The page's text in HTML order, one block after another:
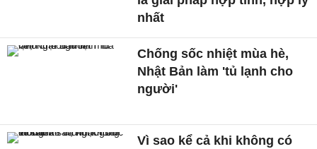
nhất
Chống sốc nhiệt mùa hè,
Nhật Bản làm 'tủ lạnh cho
người'
Vì sao kể cả khi không có